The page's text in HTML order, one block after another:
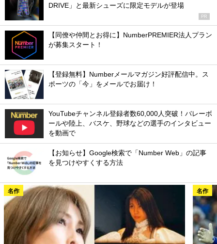
DRIVE」と最新シューズに限定モデルが登場
PR
【同僚や仲間とお得に】NumberPREMIER法人プラン
が募集スタート！
【登録無料】Numberメールマガジン好評配信中。ス
ポーツの「今」をメールでお届け！
YouTubeチャンネル登録者数60,000人突破！バレーボ
ールや陸上、バスケ、野球などの選手のインタビュー
を動画で
【お知らせ】Google検索で「Number Web」の記事
を見つけやすくする方法
名作 名作